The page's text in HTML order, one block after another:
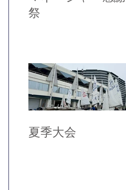
祭
夏季大会